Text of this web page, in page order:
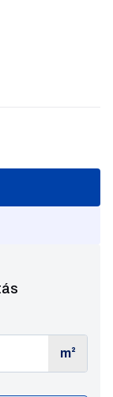
m²